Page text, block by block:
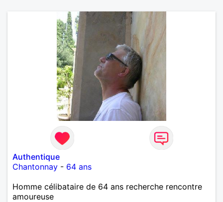
Authentique
Chantonnay - 64 ans
Homme célibataire de 64 ans recherche rencontre
amoureuse